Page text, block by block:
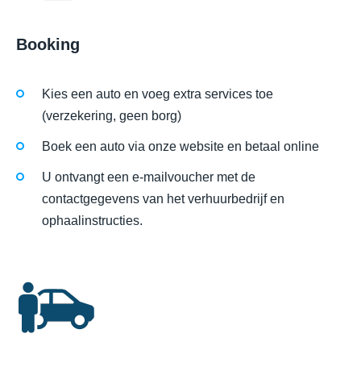
Booking
Kies een auto en voeg extra services toe
(verzekering, geen borg)
Boek een auto via onze website en betaal online
U ontvangt een e-mailvoucher met de
contactgegevens van het verhuurbedrijf en
ophaalinstructies.